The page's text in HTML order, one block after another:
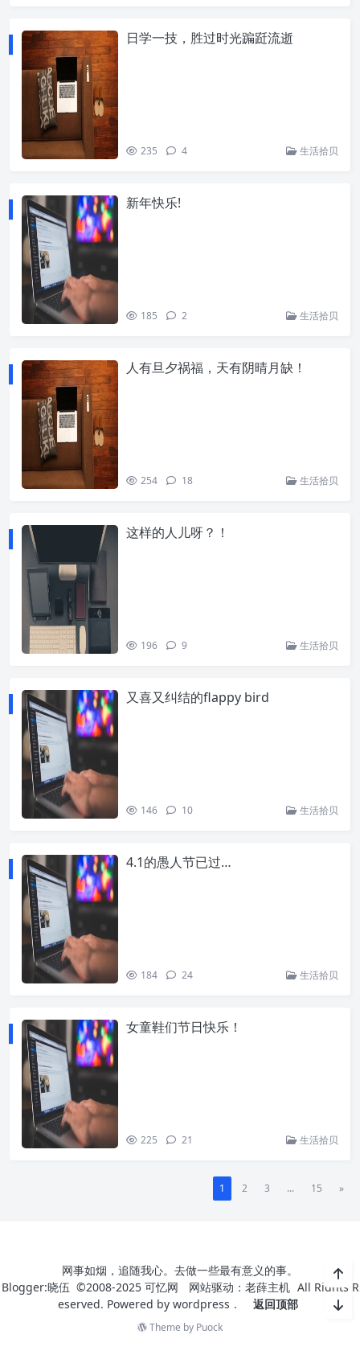
日学一技，胜过时光蹁跹流逝
235 4 生活拾贝
新年快乐!
185 2 生活拾贝
人有旦夕祸福，天有阴晴月缺！
254 18 生活拾贝
这样的人儿呀？！
196 9 生活拾贝
又喜又纠结的flappy bird
146 10 生活拾贝
4.1的愚人节已过…
184 24 生活拾贝
女童鞋们节日快乐！
225 21 生活拾贝
1 2 3 ... 15 »
网事如烟，追随我心。去做一些最有意义的事。
Blogger:晓伍 ©2008-2025 可忆网 网站驱动： 老薛主机 All Rights R
eserved. Powered by wordpress . 返回顶部
Theme by Puock